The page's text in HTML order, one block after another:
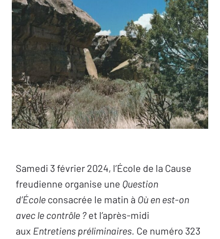
Samedi 3 février 2024, l’École de la Cause
freudienne organise une Question
d’École consacrée le matin à Où en est-on
avec le contrôle ? et l’après-midi
aux Entretiens préliminaires. Ce numéro 323